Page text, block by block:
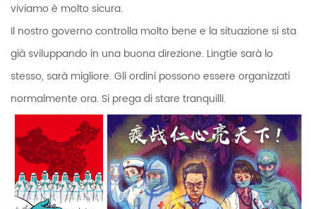
viviamo è molto sicura.
Il nostro governo controlla molto bene e la situazione si sta
già sviluppando in una buona direzione. Lingtie sarà lo
stesso, sarà migliore. Gli ordini possono essere organizzati
normalmente ora. Si prega di stare tranquilli.